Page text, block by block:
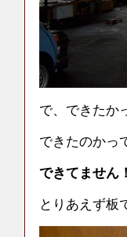
で、できたか
できたのかっ
できてません！
とりあえず板